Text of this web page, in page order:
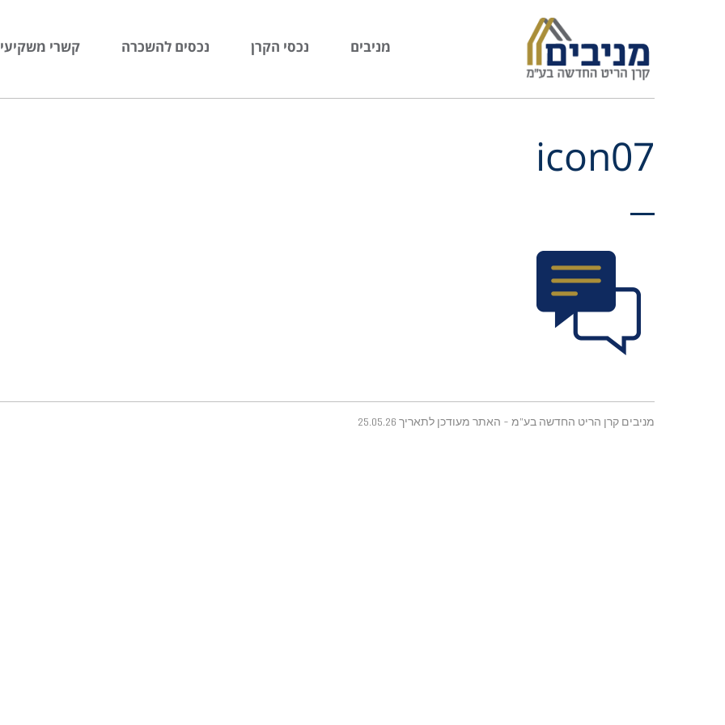
מניבים נכסי הקרן נכסים להשכרה קשרי
icon07
מניבים קרן הריט החדשה בע"מ - האתר מעודכן לתאריך 25.05.26